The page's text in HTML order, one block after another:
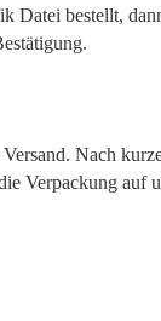
Datei bestellt,
Nach
Verpackung auf